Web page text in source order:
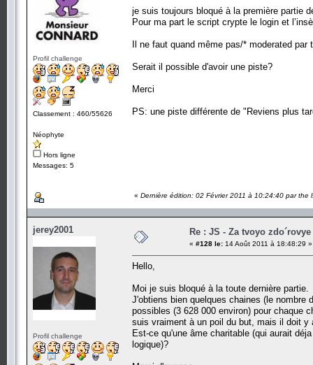
Profil challenge
Classement : 460/55626
Néophyte
Hors ligne
Messages: 5
je suis toujours bloqué à la première partie
Pour ma part le script crypte le login et
Il ne faut quand même pas/* moderated
Serait il possible d'avoir une piste?
Merci
PS: une piste différente de "Reviens plus
« Dernière édition: 02 Février 2011 à 10:24:40 par the
jerey2001
Profil challenge
Re : JS - Za tvoyo zdo´rovye
« #128 le: 14 Août 2011 à 18:48:29 »
Hello,
Moi je suis bloqué à la toute dernière partie.
J'obtiens bien quelques chaines (le
possibles (3 628 000 environ) pour chaque
suis vraiment à un poil du but, mais il doit y
Est-ce qu'une âme charitable (qui aurait
logique)?